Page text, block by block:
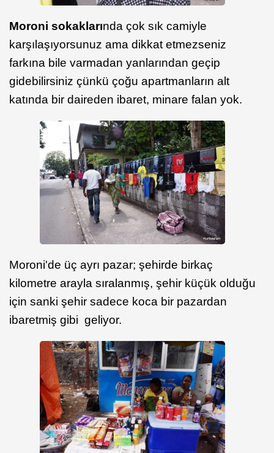
Moroni sokaklarında çok sık camiyle
karşılaşıyorsunuz ama dikkat etmezseniz
farkına bile varmadan yanlarından geçip
gidebilirsiniz çünkü çoğu apartmanların alt
katında bir daireden ibaret, minare falan yok.
Moroni'de üç ayrı pazar; şehirde birkaç
kilometre arayla sıralanmış, şehir küçük olduğu
için sanki şehir sadece koca bir pazardan
ibaretmiş gibi geliyor.